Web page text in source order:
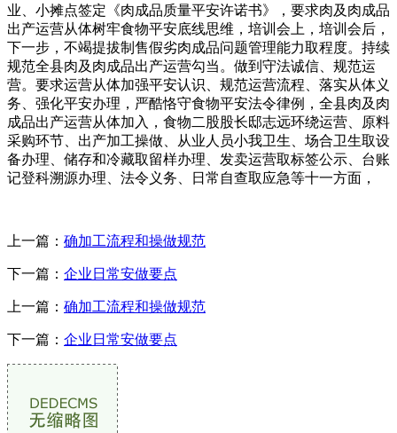
业、小摊点签定《肉成品质量平安许诺书》，要求肉及肉成品
出产运营从体树牢食物平安底线思维，培训会上，培训会后，
下一步，不竭提拔制售假劣肉成品问题管理能力取程度。持续
规范全县肉及肉成品出产运营勾当。做到守法诚信、规范运
营。要求运营从体加强平安认识、规范运营流程、落实从体义
务、强化平安办理，严酷恪守食物平安法令律例，全县肉及肉
成品出产运营从体加入，食物二股股长邸志远环绕运营、原料
采购环节、出产加工操做、从业人员小我卫生、场合卫生取设
备办理、储存和冷藏取留样办理、发卖运营取标签公示、台账
记登科溯源办理、法令义务、日常自查取应急等十一方面，
上一篇： 确加工流程和操做规范
下一篇： 企业日常安做要点
上一篇： 确加工流程和操做规范
下一篇： 企业日常安做要点